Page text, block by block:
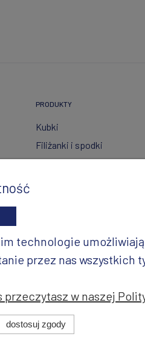
PRODUKTY
Kubki
Filiżanki i spodki
Wazony
Dzbanki
prawa zastrzeżone.
technologie
przez nas
w naszej
dostosuj zgody